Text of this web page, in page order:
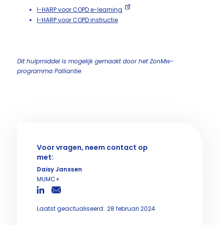
I-HARP voor COPD e-learning
I-HARP voor COPD instructie
Dit hulpmiddel is mogelijk gemaakt door het ZonMw-
programma Palliantie.
Voor vragen, neem contact op
met:
Daisy Janssen
MUMC+
Laatst geactualiseerd: 28 februari 2024